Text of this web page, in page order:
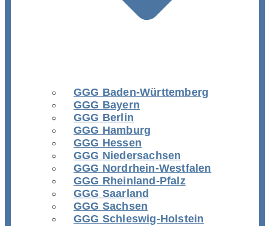
GGG Baden-Württemberg
GGG Bayern
GGG Berlin
GGG Hamburg
GGG Hessen
GGG Niedersachsen
GGG Nordrhein-Westfalen
GGG Rheinland-Pfalz
GGG Saarland
GGG Sachsen
GGG Schleswig-Holstein